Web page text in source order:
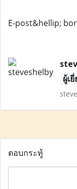
E-post&hellip;
ผู้เ
ตอบกระทู้